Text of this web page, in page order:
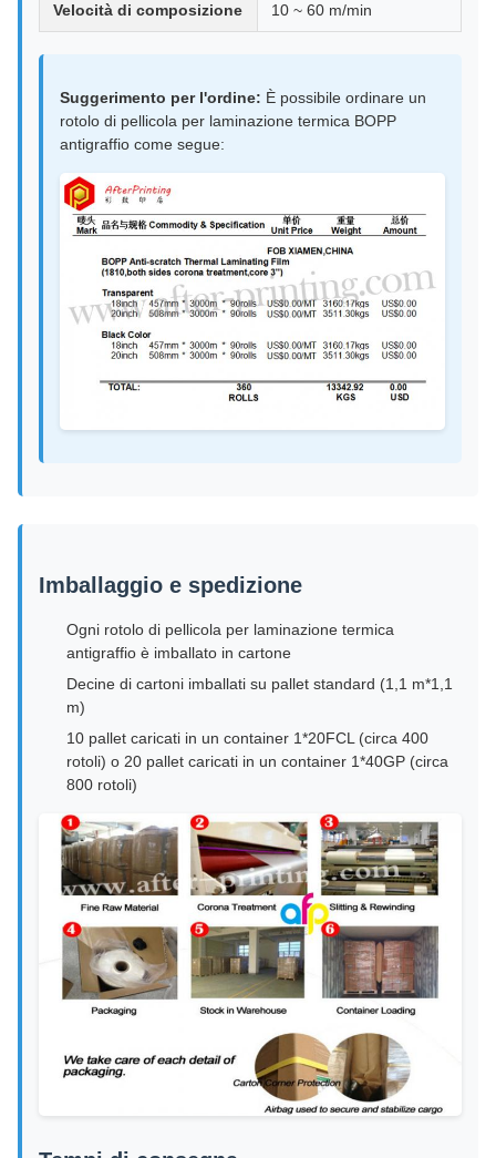
Velocità di composizione 10 ~ 60 m/min
Suggerimento per l'ordine: È possibile ordinare un
rotolo di pellicola per laminazione termica BOPP
antigraffio come segue:
Imballaggio e spedizione
Ogni rotolo di pellicola per laminazione termica
antigraffio è imballato in cartone
Decine di cartoni imballati su pallet standard (1,1 m*1,1
m)
10 pallet caricati in un container 1*20FCL (circa 400
rotoli) o 20 pallet caricati in un container 1*40GP (circa
800 rotoli)